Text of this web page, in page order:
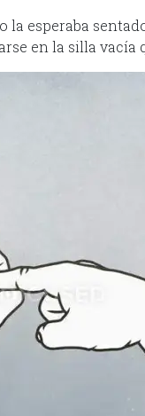
esperaba
en la silla vacía